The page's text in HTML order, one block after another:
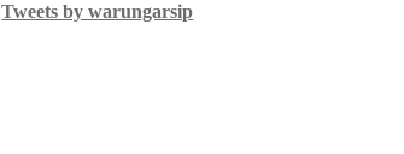
Tweets by warungarsip